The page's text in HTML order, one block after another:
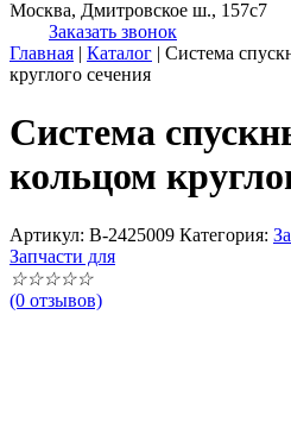
Москва, Дмитровское ш., 157с7
Заказать звонок
Главная | Каталог | Система
круглого сечения
Система
кольцом
Артикул: B-2425009 Категория:
Запчасти для
☆☆☆☆☆
(0 отзывов)